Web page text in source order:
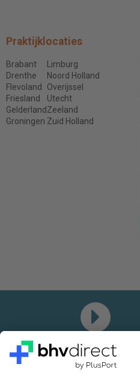
Praktijklocaties
Brabant
Drenthe
Flevoland
Friesland
Gelderland
Groningen
Limburg
Noord Holland
Overijssel
Utecht
Zeeland
Zuid Holland
Demo